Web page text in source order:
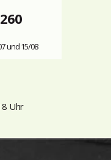
und 15/08
Uhr